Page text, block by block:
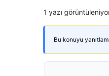
1 yazı
Bu konuyu